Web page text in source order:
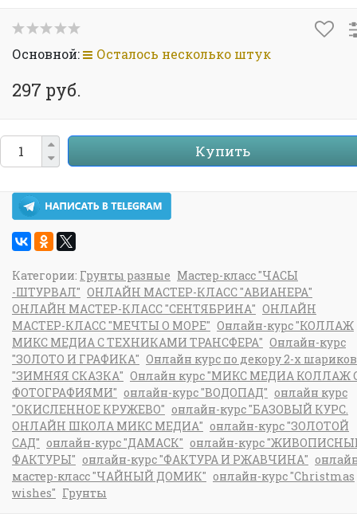
Основной: Осталось несколько штук
297 руб.
Купить
Категории: Грунты разные Мастер-класс "ЧАСЫ
-ШТУРВАЛ" ОНЛАЙН МАСТЕР-КЛАСС "АВИАНЕРА"
ОНЛАЙН МАСТЕР-КЛАСС "СЕНТЯБРИНА" ОНЛАЙН
МАСТЕР-КЛАСС "МЕЧТЫ О МОРЕ" Онлайн-курс "КОЛЛАЖ
МИКС МЕДИА С ТЕХНИКАМИ ТРАНСФЕРА" Онлайн-курс
"ЗОЛОТО И ГРАФИКА" Онлайн курс по декору 2-х шариков
"ЗИМНЯЯ СКАЗКА" Онлайн курс "МИКС МЕДИА КОЛЛАЖ
ФОТОГРАФИЯМИ" онлайн-курс "ВОДОПАД" онлайн курс
"ОКИСЛЕННОЕ КРУЖЕВО" онлайн-курс "БАЗОВЫЙ КУРС.
ОНЛАЙН ШКОЛА МИКС МЕДИА" онлайн-курс "ЗОЛОТОЙ
САД" онлайн-курс "ДАМАСК" онлайн-курс
ФАКТУРЫ" онлайн-курс "ФАКТУРА И РЖАВЧИНА"
мастер-класс "ЧАЙНЫЙ ДОМИК" онлайн-курс "Christmas
wishes" Грунты